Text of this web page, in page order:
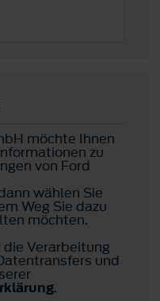
möchte Ihnen
zu
von Ford
wählen Sie
Weg Sie dazu
möchten.
Verarbeitung
und
.